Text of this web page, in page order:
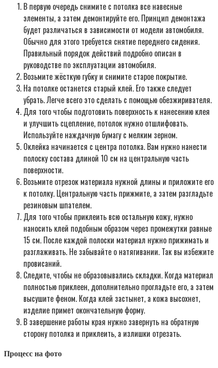
В первую очередь снимите с потолка все навесные
элементы, а затем демонтируйте его. Принцип демонтажа
будет различаться в зависимости от модели автомобиля.
Обычно для этого требуется снятие переднего сидения.
Правильный порядок действий подробно описан в
руководстве по эксплуатации автомобиля.
Возьмите жёсткую губку и снимите старое покрытие.
На потолке останется старый клей. Его также следует
убрать. Легче всего это сделать с помощью обезжиривателя.
Для того чтобы подготовить поверхность к нанесению клея
и улучшить сцепление, потолок нужно отшлифовать.
Используйте наждачную бумагу с мелким зерном.
Оклейка начинается с центра потолка. Вам нужно нанести
полоску состава длиной 10 см на центральную часть
поверхности.
Возьмите отрезок материала нужной длины и приложите его
к потолку. Центральную часть прижмите, а затем разгладьте
резиновым шпателем.
Для того чтобы приклеить всю остальную кожу, нужно
наносить клей подобным образом через промежутки равные
15 см. После каждой полоски материал нужно прижимать и
разглаживать. Не забывайте о натягивании. Так вы избежите
провисаний.
Следите, чтобы не образовывались складки. Когда материал
полностью приклеен, дополнительно прогладьте его, а затем
высушите феном. Когда клей застынет, а кожа высохнет,
изделие примет окончательную форму.
В завершение работы края нужно завернуть на обратную
сторону потолка и приклеить, а излишки отрезать.
Процесс на фото